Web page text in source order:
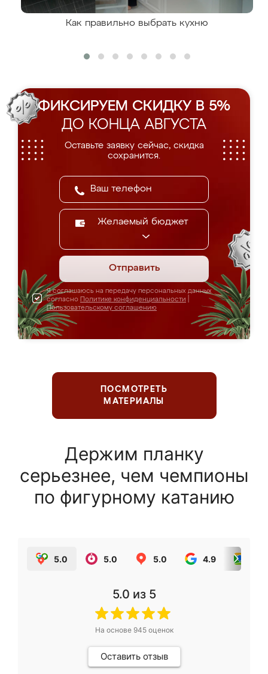
Как правильно выбрать кухню
ФИКСИРУЕМ СКИДКУ В 5%
ДО КОНЦА АВГУСТА
Оставьте заявку сейчас, скидка
сохранится.
Желаемый бюджет
Отправить
Я соглашаюсь на передачу персональных данных
согласно Политике конфиденциальности
Пользовательскому соглашению
ПОСМОТРЕТЬ
МАТЕРИАЛЫ
Держим планку
серьезнее, чем чемпионы
по фигурному катанию
5.0 5.0 5.0 4.9
5.0 из 5
На основе 945оценок
Оставить отзыв